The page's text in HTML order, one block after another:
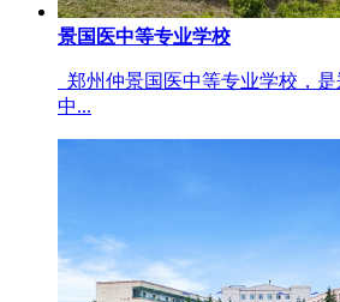
景国医中等专业学校
郑州仲景国医中等专业学校，
中...